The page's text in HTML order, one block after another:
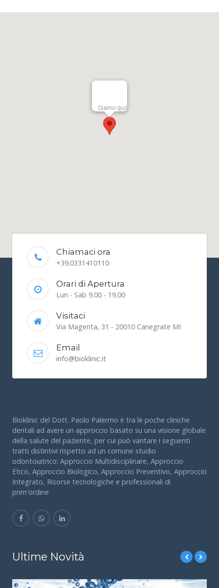
Siamo qui!
Chiamaci ora
+39.0331410110
Orari di Apertura
Lun - Sab 9.00 - 19.00
Visitaci
Via Magenta, 31 - 20010 Canegrate MI
Email
info@bioklinic.it
Bioklinic del Dott. Paolo Palermo è tra le poche cliniche
dentali ad avere un approccio basato su una visione globale
della salute del paziente, per cui può vantare i seguenti
tratti distintivi rispetto ad un comune studio
odontoiatrico: Approccio Multidisciplinare, Approccio
Etico, Approccio Biologico, Approccio Preventivo, Approccio
Integrato, Risorse tecnologiche e professionali di
prim'ordine
Ultime Novità